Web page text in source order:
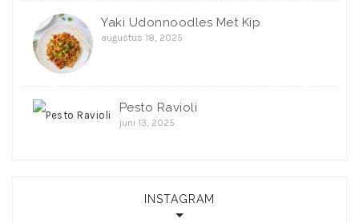
Yaki Udonnoodles Met Kip
augustus 18, 2025
Pesto Ravioli
juni 13, 2025
INSTAGRAM